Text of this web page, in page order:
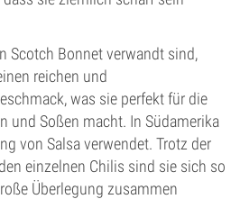
Scotch Bonnet verwandt sind,
reichen und
was sie perfekt für die
und Soßen macht. In Südamerika
von Salsa verwendet. Trotz der
einzelnen Chilis sind sie sich so
Überlegung zusammen